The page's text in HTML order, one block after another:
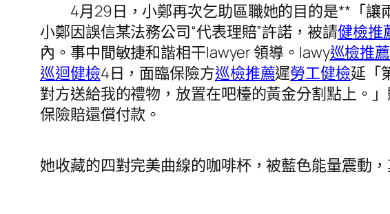
4月29日，小鄭再次乞助區職她的目的是**「讓
小鄭因誤信某法務公司“代表理賠”許諾，被請健檢推
內。事中間敏捷和諧相干lawyer 領導。lawy巡檢推薦
巡迴健檢4日，面臨保險方巡檢推薦遲勞工健檢延「
對方送給我的禮物，放置在吧檯的黃金分割點上。
保險賠還償付款。
她收藏的四對完美曲線的咖啡杯，被藍色能量震動